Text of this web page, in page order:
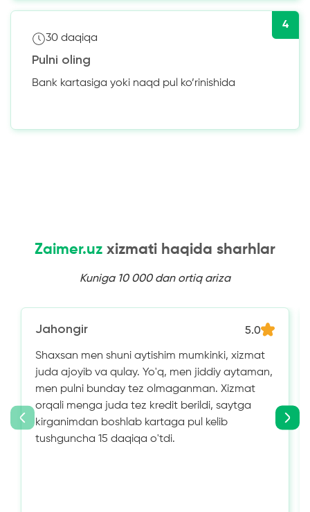
4
30 daqiqa
Pulni oling
Bank kartasiga yoki naqd pul ko’rinishida
Zaimer.uz xizmati haqida sharhlar
Kuniga 10 000 dan ortiq ariza
Jahongir 5.0
Shaxsan men shuni aytishim mumkinki, xizmat
juda ajoyib va ​​qulay. Yo'q, men jiddiy aytaman,
men pulni bunday tez olmaganman. Xizmat
orqali menga juda tez kredit berildi, saytga
kirganimdan boshlab kartaga pul kelib
tushguncha 15 daqiqa o'tdi.